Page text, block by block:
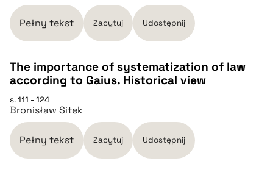
pobierz cytat
BIBTEX
pobierz cytat
Pełny tekst Zacytuj Udostępnij
CZYSTY TEKST
pobierz cytat
BIBTEX
The importance of systematization of law
according to Gaius. Historical view
s. 111 - 124
Bronisław Sitek
Pełny tekst Zacytuj Udostępnij